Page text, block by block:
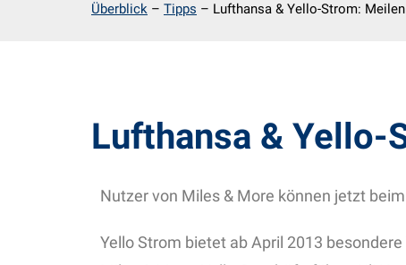
Überblick – Tipps – Lufthansa & Yello-Strom:
Lufthansa & Yello-
Nutzer von Miles & More können jetzt
Yello Strom bietet ab April 2013